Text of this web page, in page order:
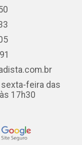
feira das
17h30